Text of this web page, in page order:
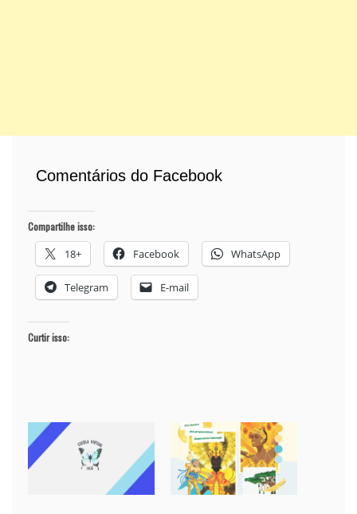
Comentários do Facebook
Compartilhe isso:
18+ Facebook WhatsApp
Telegram E-mail
Curtir isso: